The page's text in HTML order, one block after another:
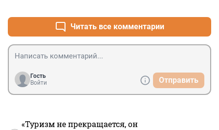
Читать все комментарии
Гость
Войти
Отправить
«Туризм не прекращается, он